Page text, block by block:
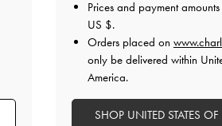
快適さ
とても
Prices and payment
US $.
Orders placed on
only be delivered within
America.
SHOP UNITED STATES